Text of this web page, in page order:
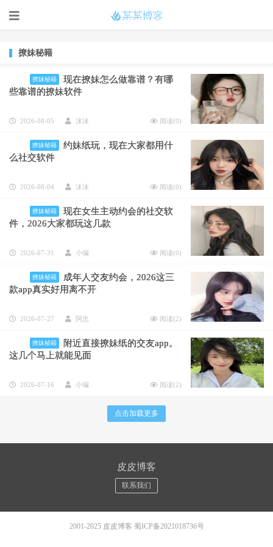
撩妹秘籍
撩妹秘籍
现在撩妹怎么做靠谱？有哪
些靠谱的撩妹软件
2026-08-05 沫沫 阅读(0)
撩妹秘籍
约妹纸玩，现在大家都用什
么社交软件
2026-08-04 沫沫 阅读(0)
撩妹秘籍
现在女生主动约会的社交软
件，2026大家都玩这几款
2026-07-31 小编 阅读(0)
撩妹秘籍
成年人交友约会，2026这三
款app真实好用离不开
2026-07-27 阿忠 阅读(2)
撩妹秘籍
附近直接撩妹纸的交友app。
这几个马上就能见面
2026-07-16 小编 阅读(2)
点击加载更多
皮皮博客
联系我们
2001-2025 皮皮博客 蜀ICP备2021018736号